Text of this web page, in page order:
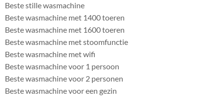
Beste stille wasmachine
Beste wasmachine met 1400 toeren
Beste wasmachine met 1600 toeren
Beste wasmachine met stoomfunctie
Beste wasmachine met wifi
Beste wasmachine voor 1 persoon
Beste wasmachine voor 2 personen
Beste wasmachine voor een gezin